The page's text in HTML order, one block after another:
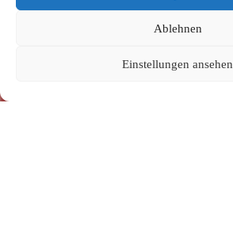
Ablehnen
Einstellungen ansehen